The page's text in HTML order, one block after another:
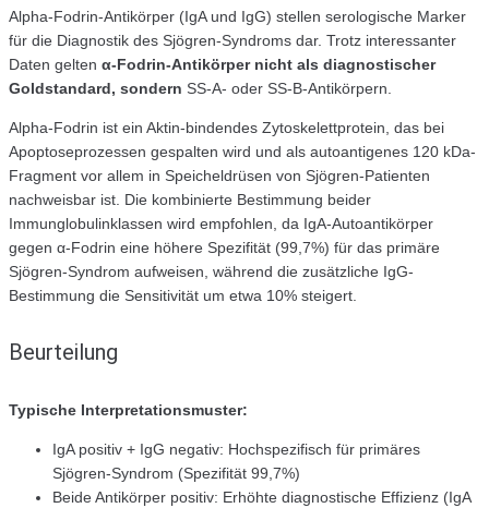
Alpha-Fodrin-Antikörper (IgA und IgG) stellen serologische Marker
für die Diagnostik des Sjögren-Syndroms dar. Trotz interessanter
Daten gelten α-Fodrin-Antikörper nicht als diagnostischer
Goldstandard, sondern SS-A- oder SS-B-Antikörpern.
Alpha-Fodrin ist ein Aktin-bindendes Zytoskelettprotein, das bei
Apoptoseprozessen gespalten wird und als autoantigenes 120 kDa-
Fragment vor allem in Speicheldrüsen von Sjögren-Patienten
nachweisbar ist. Die kombinierte Bestimmung beider
Immunglobulinklassen wird empfohlen, da IgA-Autoantikörper
gegen α-Fodrin eine höhere Spezifität (99,7%) für das primäre
Sjögren-Syndrom aufweisen, während die zusätzliche IgG-
Bestimmung die Sensitivität um etwa 10% steigert.
Beurteilung
Typische Interpretationsmuster:
IgA positiv + IgG negativ: Hochspezifisch für primäres
Sjögren-Syndrom (Spezifität 99,7%)
Beide Antikörper positiv: Erhöhte diagnostische Effizienz (IgA